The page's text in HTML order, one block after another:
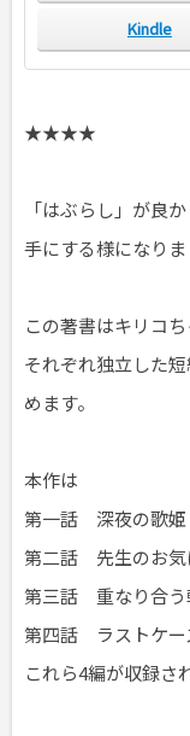
Kindle
★★★★
「はぶらし」が良
手にする様になりま
この著書はキリコ
それぞれ独立した
めます。
本作は
第一話 深夜の歌姫
第二話 先生のお気
第三話 重なり合う
第四話 ラストケー
これら4編が収録さ